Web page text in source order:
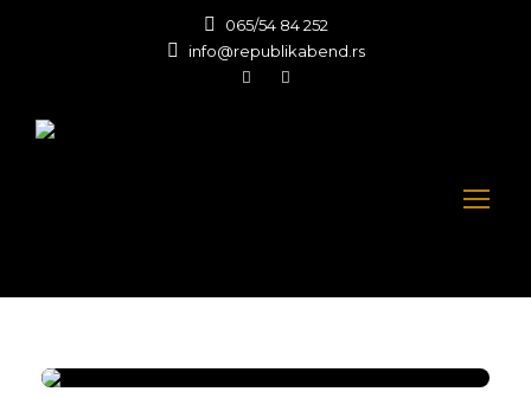
065/54 84 252
info@republikabend.rs